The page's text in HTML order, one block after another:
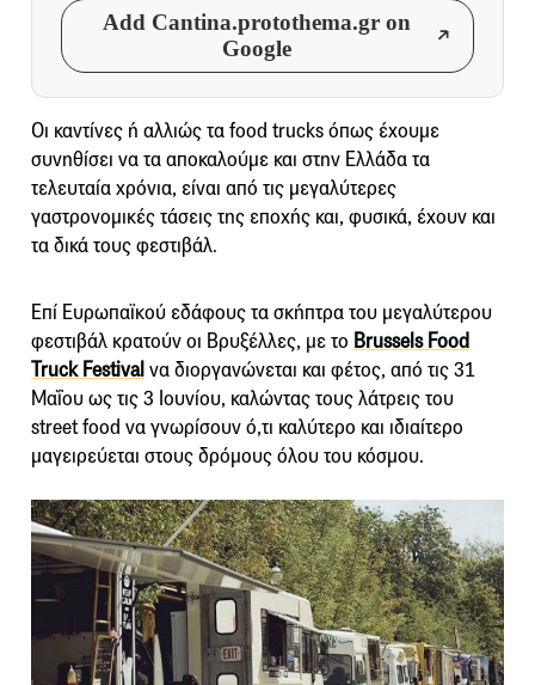
Add Cantina.protothema.gr on
Google
Οι καντίνες ή αλλιώς τα food trucks όπως έχουμε
συνηθίσει να τα αποκαλούμε και στην Ελλάδα τα
τελευταία χρόνια, είναι από τις μεγαλύτερες
γαστρονομικές τάσεις της εποχής και, φυσικά, έχουν και
τα δικά τους φεστιβάλ.
Επί Ευρωπαϊκού εδάφους τα σκήπτρα του μεγαλύτερου
φεστιβάλ κρατούν οι Βρυξέλλες, με το Brussels Food
Truck Festival να διοργανώνεται και φέτος, από τις 31
Μαΐου ως τις 3 Ιουνίου, καλώντας τους λάτρεις του
street food να γνωρίσουν ό,τι καλύτερο και ιδιαίτερο
μαγειρεύεται στους δρόμους όλου του κόσμου.